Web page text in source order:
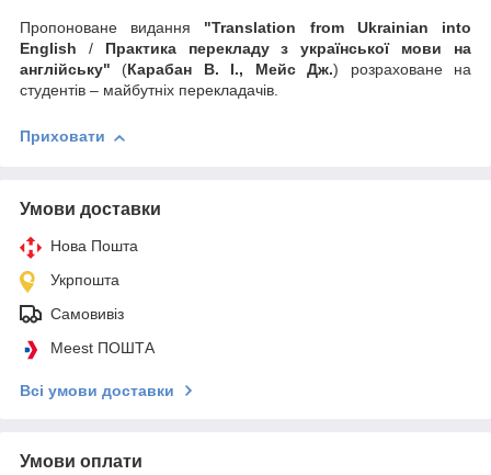
Пропоноване видання "Translation from Ukrainian into
English / Практика перекладу з української мови на
англійську" (Карабан В. І., Мейс Дж.) розраховане на
студентів – майбутніх перекладачів.
Приховати
Умови доставки
Нова Пошта
Укрпошта
Самовивіз
Meest ПОШТА
Всі умови доставки
Умови оплати